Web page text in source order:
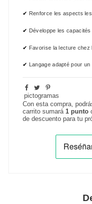
✔ Renforce les aspects
✔ Développe les
✔ Favorise la lecture chez
✔ Langage adapté pour
pictogramas
Con esta compra,
carrito sumará 1 punto
de descuento para tu